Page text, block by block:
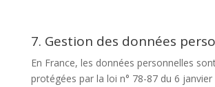
7. Gestion des données
En France, les données personnelles
protégées par la loi n° 78-87 du 6 janvier